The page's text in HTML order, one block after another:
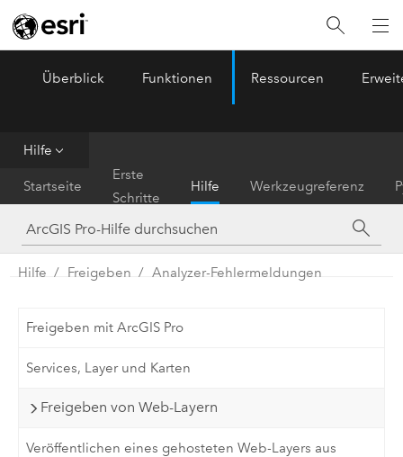
ArcGIS Pro
Überblick Funktionen Ressourcen
Hilfe
Startseite
Erste
Schritte
Hilfe Werkzeugreferenz
Hilfe Freigeben Analyzer-Fehlermeldungen
Freigeben mit ArcGIS Pro
Services, Layer und Karten
Freigeben von Web-Layern
Veröffentlichen eines gehosteten Web-Layers aus